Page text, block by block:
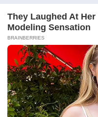
Вскоре Юля
вступить в
указаны квартира,
перечислены
том числе и
наследницей была